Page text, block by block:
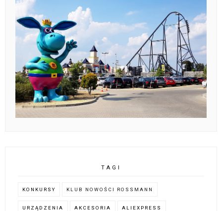
TAGI
KONKURSY KLUB NOWOŚCI ROSSMANN
URZĄDZENIA AKCESORIA ALIEXPRESS